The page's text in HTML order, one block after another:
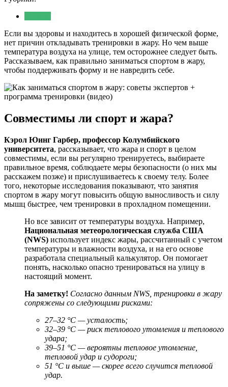
Если вы здоровы и находитесь в хорошей физической форме,
нет причин откладывать тренировки в жару. Но чем выше
температура воздуха на улице, тем осторожнее следует быть.
Рассказываем, как правильно заниматься спортом в жару,
чтобы поддерживать форму и не навредить себе.
Совместимы ли спорт и жара?
Кэрол Юинг Гарбер, профессор Колумбийского
университета, рассказывает, что жара и спорт в целом
совместимы, если вы регулярно тренируетесь, выбираете
правильное время, соблюдаете меры безопасности (о них мы
расскажем позже) и прислушиваетесь к своему телу. Более
того, некоторые исследования показывают, что занятия
спортом в жару могут повысить общую выносливость и силу
мышц быстрее, чем тренировки в прохладном помещении.
Но все зависит от температуры воздуха. Например,
Национальная метеорологическая служба США
(NWS) использует индекс жары, рассчитанный с учетом
температуры и влажности воздуха, и на его основе
разработала специальный калькулятор. Он помогает
понять, насколько опасно тренироваться на улицу в
настоящий момент.
На заметку! Согласно данным NWS, тренировки в жару
сопряжены со следующими рисками:
27–32 °С — усталость;
32–39 °С — риск теплового утомления и теплового
удара;
39–51 °С — вероятны тепловое утомление,
тепловой удар и судороги;
51 °С и выше — скорее всего случится тепловой
удар.